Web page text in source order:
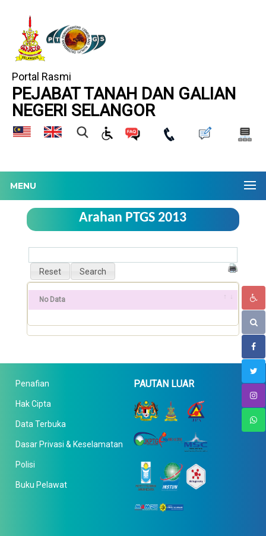
Portal Rasmi
PEJABAT TANAH DAN GALIAN
NEGERI SELANGOR
MENU
Arahan PTGS 2013
No Data
Penafian
Hak Cipta
Data Terbuka
Dasar Privasi & Keselamatan
Polisi
Buku Pelawat
PAUTAN LUAR